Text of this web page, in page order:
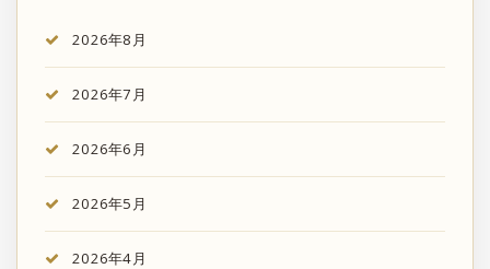
2026年8月
2026年7月
2026年6月
2026年5月
2026年4月